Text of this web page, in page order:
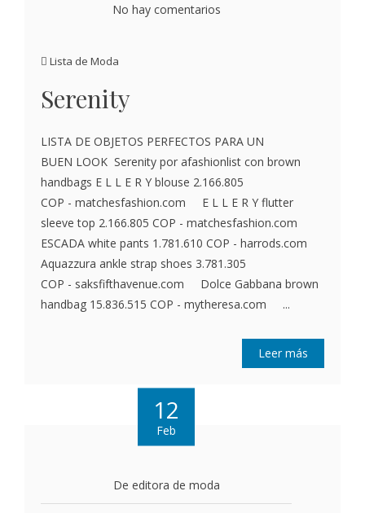
No hay comentarios
Lista de Moda
Serenity
LISTA DE OBJETOS PERFECTOS PARA UN
BUEN LOOK Serenity por afashionlist con brown
handbags E L L E R Y blouse 2.166.805
COP - matchesfashion.com E L L E R Y flutter
sleeve top 2.166.805 COP - matchesfashion.com
ESCADA white pants 1.781.610 COP - harrods.com
Aquazzura ankle strap shoes 3.781.305
COP - saksfifthavenue.com Dolce Gabbana brown
handbag 15.836.515 COP - mytheresa.com ...
Leer más
12
Feb
De editora de moda